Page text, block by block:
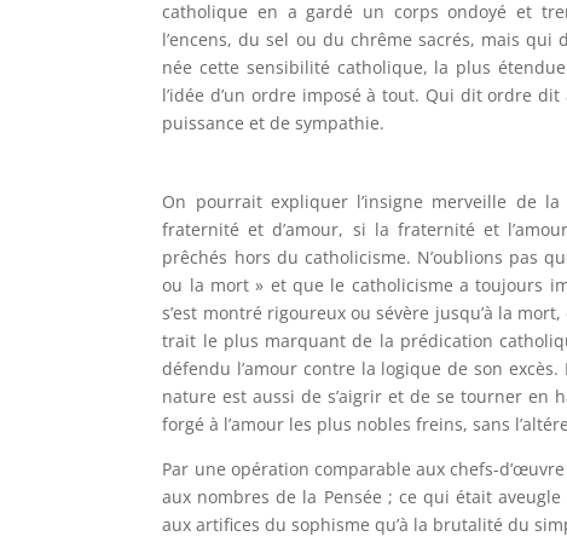
catholique en a gardé un corps ondoyé et
l’encens, du sel ou du chrême sacrés, mais
née cette sensibilité catholique, la plus
l’idée d’un ordre imposé à tout. Qui dit ordre
puissance et de sympathie.
On pourrait expliquer l’insigne merveille de
fraternité et d’amour, si la fraternité et
prêchés hors du catholicisme. N’oublions pas
ou la mort » et que le catholicisme a toujours
s’est montré rigoureux ou sévère jusqu’à la
trait le plus marquant de la prédication
défendu l’amour contre la logique de son
nature est aussi de s’aigrir et de se tourner en
forgé à l’amour les plus nobles freins, sans
Par une opération comparable aux chefs-
aux nombres de la Pensée ; ce qui était
aux artifices du sophisme qu’à la brutalité du